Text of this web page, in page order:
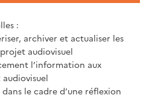
:
archiver et actualiser les
audiovisuel
l’information aux
le cadre d’une réflexion